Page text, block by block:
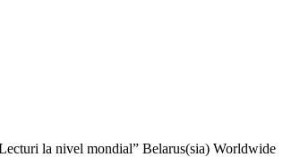
la nivel mondial” Belarus(sia) Worldwide